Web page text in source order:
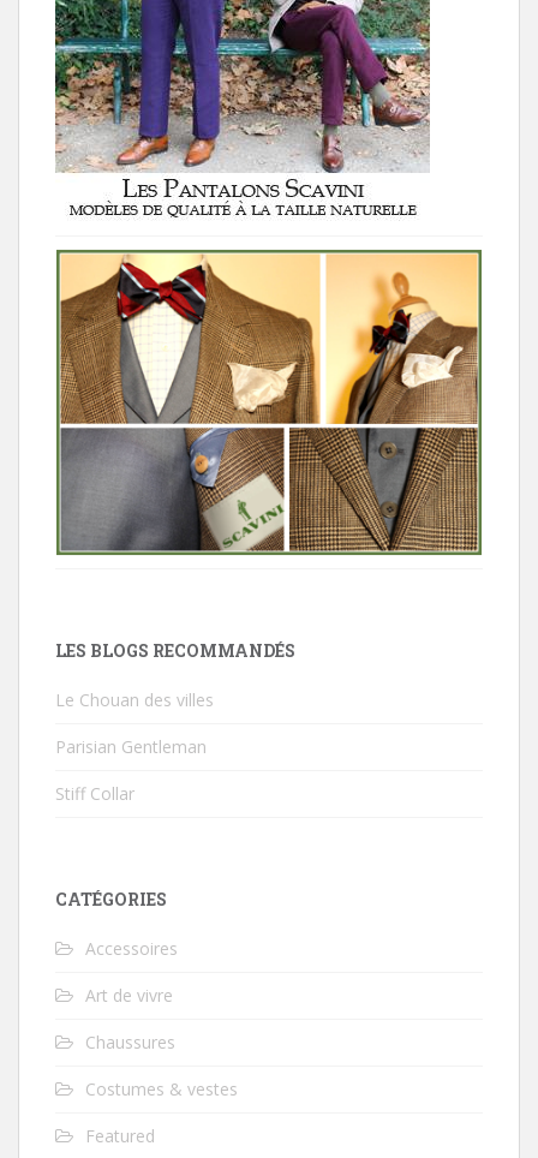
LES BLOGS RECOMMANDÉS
Le Chouan des villes
Parisian Gentleman
Stiff Collar
CATÉGORIES
Accessoires
Art de vivre
Chaussures
Costumes & vestes
Featured